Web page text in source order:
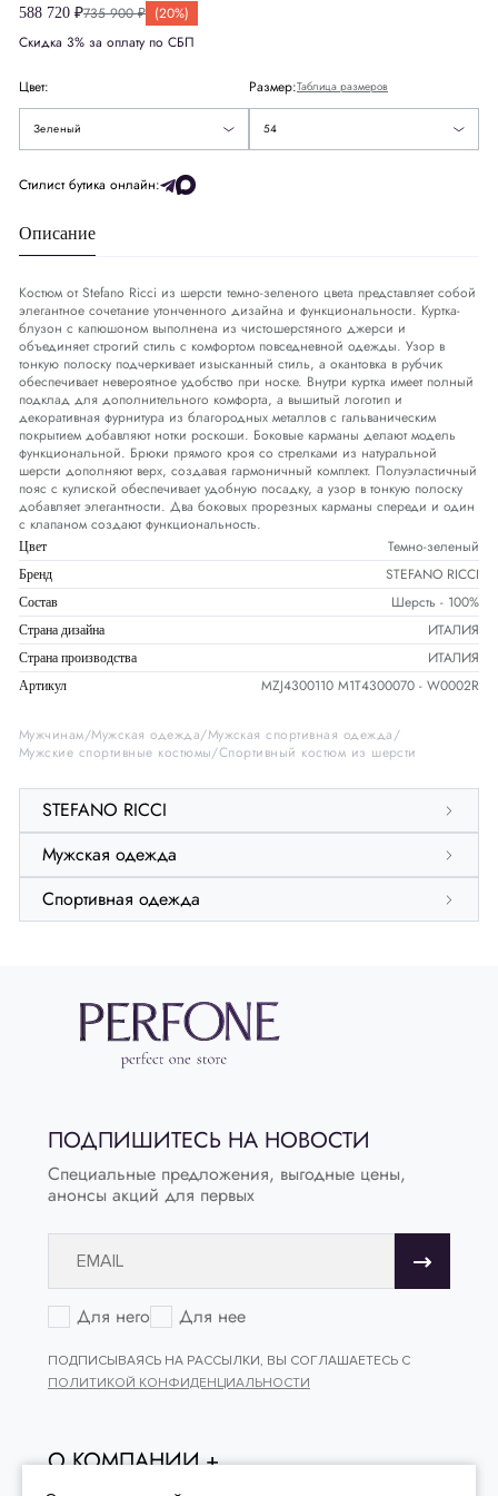
588 720 ₽735 900 ₽ (20%)
Скидка 3% за оплату по СБП
Цвет:
Зеленый
Размер:Таблица размеров
54
54
Стилист бутика онлайн:
Описание
Костюм от Stefano Ricci из шерсти темно-зеленого цвета представляет собой
элегантное сочетание утонченного дизайна и функциональности. Куртка-
блузон с капюшоном выполнена из чистошерстяного джерси и
объединяет строгий стиль с комфортом повседневной одежды. Узор в
тонкую полоску подчеркивает изысканный стиль, а окантовка в рубчик
обеспечивает невероятное удобство при носке. Внутри куртка имеет полный
подклад для дополнительного комфорта, а вышитый логотип и
декоративная фурнитура из благородных металлов с гальваническим
покрытием добавляют нотки роскоши. Боковые карманы делают модель
функциональной. Брюки прямого кроя со стрелками из натуральной
шерсти дополняют верх, создавая гармоничный комплект. Полуэластичный
пояс с кулиской обеспечивает удобную посадку, а узор в тонкую полоску
добавляет элегантности. Два боковых прорезных карманы спереди и один
с клапаном создают функциональность.
Цвет Темно-зеленый
Бренд STEFANO RICCI
Состав Шерсть - 100%
Страна дизайна ИТАЛИЯ
Страна производства ИТАЛИЯ
Артикул MZJ4300110 M1T4300070 - W0002R
Мужчинам Мужская одежда Мужская спортивная одежда
Мужские спортивные костюмы Спортивный костюм из шерсти
STEFANO RICCI
Мужская одежда
Спортивная одежда
США US
Европа
ДенимDNM
Обхват груди
Обхват талииСМ 95-98
Обхват бедерСМ
ПОДПИШИТЕСЬ НА НОВОСТИ
Специальные предложения, выгодные цены,
анонсы акций для первых
Для него Для нее
ПОДПИСЫВАЯСЬ НА РАССЫЛКИ, ВЫ СОГЛАШАЕТЕСЬ С
ПОЛИТИКОЙ КОНФИДЕНЦИАЛЬНОСТИ
О КОМПАНИИ